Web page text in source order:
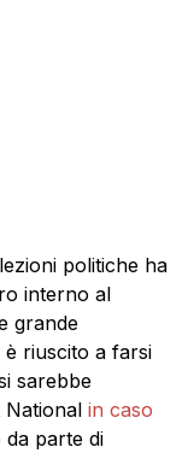
politiche ha
interno al
grande
è riuscito a farsi
sarebbe
National in caso
da parte di